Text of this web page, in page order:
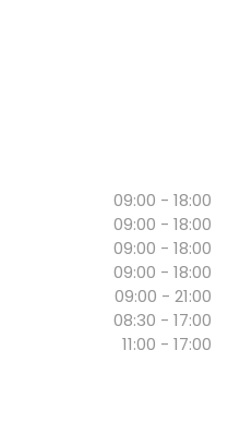
09:00 - 18:00
09:00 - 18:00
09:00 - 18:00
09:00 - 18:00
09:00 - 21:00
08:30 - 17:00
11:00 - 17:00